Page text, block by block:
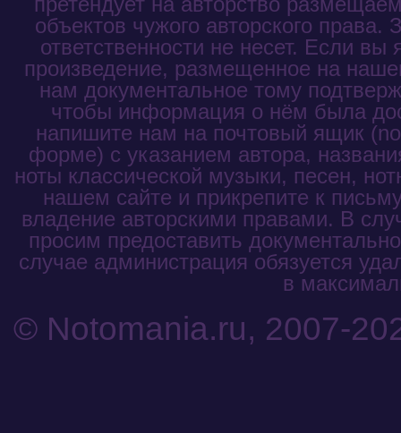
объектов чужого авторского
ответственности не несет. Если вы
произведение, размещенное на
нам документальное тому
чтобы информация о нём была
напишите нам на почтовый ящик
форме) с указанием автора,
ноты классической музыки, песен,
нашем сайте и прикрепите к
владение авторскими правами. В
просим предоставить
случае администрация обязуется
в
© Notomania.ru, 2007-